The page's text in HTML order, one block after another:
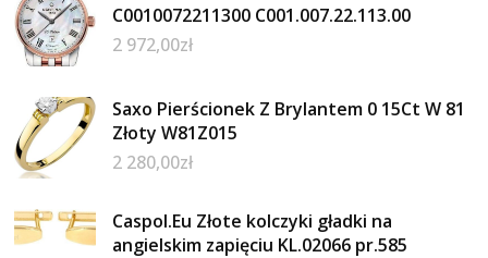
C0010072211300 C001.007.22.113.00
2 972,00zł
Saxo Pierścionek Z Brylantem 0 15Ct W 81
Złoty W81Z015
2 280,00zł
Caspol.Eu Złote kolczyki gładki na
angielskim zapięciu KL.02066 pr.585